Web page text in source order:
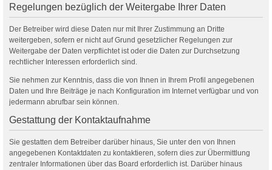
Regelungen bezüglich der Weitergabe Ihrer Daten
Der Betreiber wird diese Daten nur mit Ihrer Zustimmung an Dritte
weitergeben, sofern er nicht auf Grund gesetzlicher Regelungen zur
Weitergabe der Daten verpflichtet ist oder die Daten zur Durchsetzung
rechtlicher Interessen erforderlich sind.
Sie nehmen zur Kenntnis, dass die von Ihnen in Ihrem Profil angegebenen
Daten und Ihre Beiträge je nach Konfiguration im Internet verfügbar und von
jedermann abrufbar sein können.
Gestattung der Kontaktaufnahme
Sie gestatten dem Betreiber darüber hinaus, Sie unter den von Ihnen
angegebenen Kontaktdaten zu kontaktieren, sofern dies zur Übermittlung
zentraler Informationen über das Board erforderlich ist. Darüber hinaus